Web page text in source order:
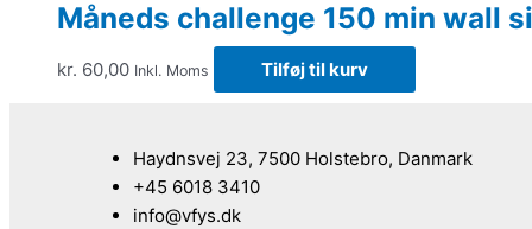
Måneds challenge 150 min wall
kr. 60,00 Inkl. Moms Tilføj til kurv
Haydnsvej 23, 7500 Holstebro, Danmark
+45 6018 3410
info@vfys.dk